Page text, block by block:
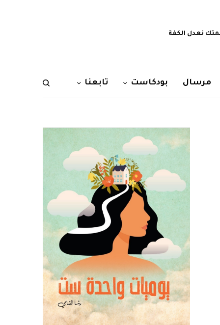
نعدل الكفة
مرسال بودكاست تابعنا